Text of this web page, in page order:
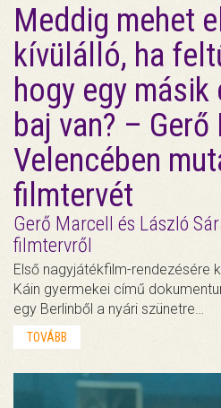
Meddig mehet
kívülálló, ha
hogy egy
baj van? – Gerő
Velencében
filmtervét
Gerő Marcell és László
filmtervről
Első nagyjátékfilm-rendezésére
Káin gyermekei című
egy Berlinből a nyári szünetre…
TOVÁBB